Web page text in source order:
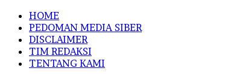
HOME
PEDOMAN MEDIA SIBER
DISCLAIMER
TIM REDAKSI
TENTANG KAMI